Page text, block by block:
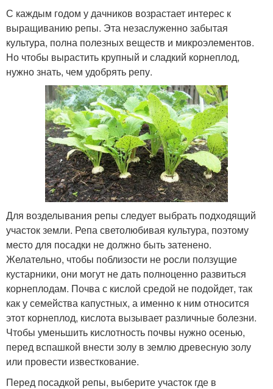
С каждым годом у дачников возрастает интерес к
выращиванию репы. Эта незаслуженно забытая
культура, полна полезных веществ и микроэлементов.
Но чтобы вырастить крупный и сладкий корнеплод,
нужно знать, чем удобрять репу.
Для возделывания репы следует выбрать подходящий
участок земли. Репа светолюбивая культура, поэтому
место для посадки не должно быть затенено.
Желательно, чтобы поблизости не росли ползущие
кустарники, они могут не дать полноценно развиться
корнеплодам. Почва с кислой средой не подойдет, так
как у семейства капустных, а именно к ним относится
этот корнеплод, кислота вызывает различные болезни.
Чтобы уменьшить кислотность почвы нужно осенью,
перед вспашкой внести золу в землю древесную золу
или провести известкование.
Перед посадкой репы, выберите участок где в